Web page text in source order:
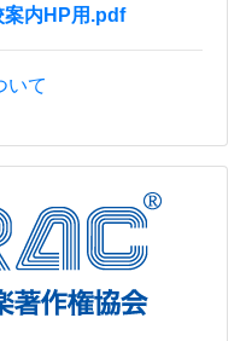
案内HP用.pdf
いて